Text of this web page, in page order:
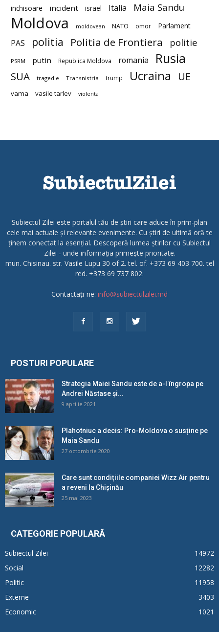
inchisoare incident israel Italia Maia Sandu
Moldova moldovean NATO omor Parlament
PAS politia Politia de Frontiera politie
PSRM putin Republica Moldova romania Rusia
SUA tragedie Transnistria trump Ucraina UE
vama vasile tarlev violenta
Subiectul Zilei este portalul tău de știri care aduce în prim-plan
cele mai actuale și relevante evenimente. Cu știri de ultimă oră te
ținem conectat la esențial. Descoperă lumea știrilor cu Subiectul
Zilei - unde informația primește prioritate.
mun. Chisinau. str. Vasile Lupu 30 of 2. tel. of. +373 69 403 700. tel
red. +373 69 737 802.
Contactați-ne: info@subiectulzilei.md
POSTURI POPULARE
Strategia Maiei Sandu este de a-l îngropa pe
Andrei Năstase și...
9 aprilie 2021
Plahotniuc a decis: Pro-Moldova o susține pe
Maia Sandu
27 octombrie 2020
Care sunt condițiile companiei Wizz Air pentru
a reveni la Chișinău
25 mai 2023
CATEGORIE POPULARĂ
Subiectul Zilei
14972
Social
12282
Politic
11958
Externe
3403
Economic
1021